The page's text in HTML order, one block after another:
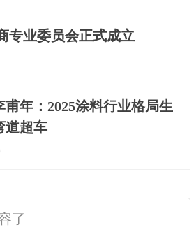
专业委员会正式成立
年：2025涂料行业格局生
道超车
了